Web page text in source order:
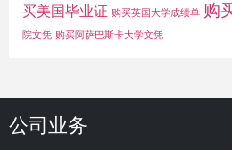
买美国毕业证 购买英国大学成绩单 购
院文凭 购买阿萨巴斯卡大学文凭
公司业务